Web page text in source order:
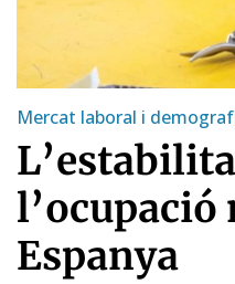
Mercat laboral i
Espanya